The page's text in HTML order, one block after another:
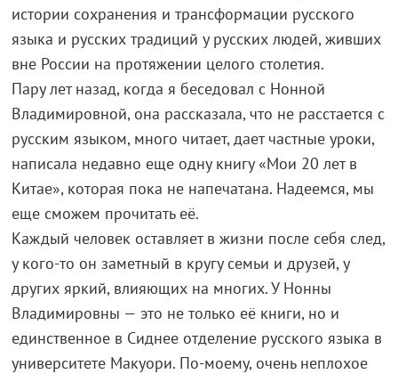
истории сохранения и трансформации русского
языка и русских традиций у русских людей, живших
вне России на протяжении целого столетия.
Пару лет назад, когда я беседовал с Нонной
Владимировной, она рассказала, что не расстается с
русским языком, много читает, дает частные уроки,
написала недавно еще одну книгу «Мои 20 лет в
Китае», которая пока не напечатана. Надеемся, мы
еще сможем прочитать её.
Каждый человек оставляет в жизни после себя след,
у кого-то он заметный в кругу семьи и друзей, у
других яркий, влияющих на многих. У Нонны
Владимировны — это не только её книги, но и
единственное в Сиднее отделение русского языка в
университете Макуори. По-моему, очень неплохое